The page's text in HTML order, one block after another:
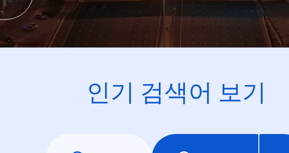
인기 검색어 보기